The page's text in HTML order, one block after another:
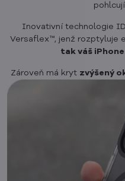
Inovativní technologie
Versaflex™, jenž rozptyluje
tak váš
Zároveň má kryt zvýšený